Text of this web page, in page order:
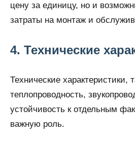
цену за единицу, но и
затраты на монтаж и
4. Технические
Технические характеристики,
теплопроводность,
устойчивость к отдельным
важную роль.